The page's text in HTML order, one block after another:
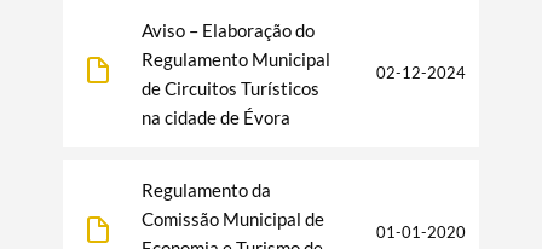
Aviso – Elaboração do
Regulamento Municipal
de Circuitos Turísticos
na cidade de Évora
02-12-2024
Regulamento da
Comissão Municipal de
01-01-2020